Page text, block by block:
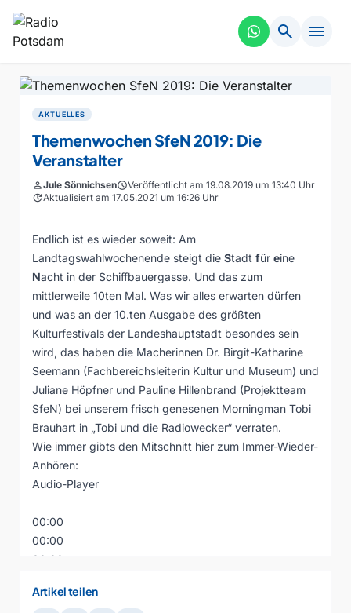
search menu
AKTUELLES
Themenwochen SfeN 2019: Die
Veranstalter
personJule SönnichsenscheduleVeröffentlicht am 19.08.2019 um 13:40 Uhr
updateAktualisiert am 17.05.2021 um 16:26 Uhr
Endlich ist es wieder soweit: Am
Landtagswahlwochenende steigt die Stadt für eine
Nacht in der Schiffbauergasse. Und das zum
mittlerweile 10ten Mal. Was wir alles erwarten dürfen
und was an der 10.ten Ausgabe des größten
Kulturfestivals der Landeshauptstadt besondes sein
wird, das haben die Macherinnen Dr. Birgit-Katharine
Seemann (Fachbereichsleiterin Kultur und Museum) und
Juliane Höpfner und Pauline Hillenbrand (Projektteam
SfeN) bei unserem frisch genesenen Morningman Tobi
Brauhart in „Tobi und die Radiowecker“ verraten.
Wie immer gibts den Mitschnitt hier zum Immer-Wieder-
Anhören:
Audio-Player
00:00
00:00
00:00
Artikel teilen